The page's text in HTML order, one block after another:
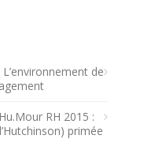
L’environnement de
RH 2015 :
primée